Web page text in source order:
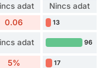
adat Nincs adat
0.06 13
adat 96
5% 17